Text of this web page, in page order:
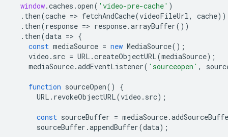
window.caches .open( 'video-pre-cache' )
. then(cache => fetchAndCache(videoFileUrl, cache))
. then(response => response.arrayBuffer())
. then(data => {
const mediaSource = new MediaSource();
video . src = URL .createObjectURL(mediaSource);
mediaSource.addEventListener( 'sourceopen' ,
function sourceOpen()
{
URL . revokeObjectURL(video . src);
const sourceBuffer = mediaSource.
sourceBuffer .appendBuffer(data);